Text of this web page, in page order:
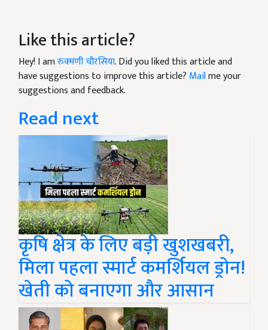
Like this article?
Hey! I amरुक्मणी चौरसिया. Did you liked this article and
have suggestions to improve this article? Mailme your
suggestions and feedback.
Read next
कृषि क्षेत्र के लिए बड़ी खुशखबरी,
मिला पहला स्मार्ट कमर्शियल ड्रोन!
खेती को बनाएगा और आसान